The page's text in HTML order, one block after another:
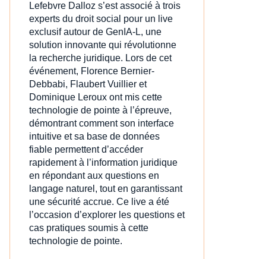
Lefebvre Dalloz s’est associé à trois
experts du droit social pour un live
exclusif autour de GenIA‑L, une
solution innovante qui révolutionne
la recherche juridique. Lors de cet
événement, Florence Bernier-
Debbabi, Flaubert Vuillier et
Dominique Leroux ont mis cette
technologie de pointe à l’épreuve,
démontrant comment son interface
intuitive et sa base de données
fiable permettent d’accéder
rapidement à l’information juridique
en répondant aux questions en
langage naturel, tout en garantissant
une sécurité accrue. Ce live a été
l’occasion d’explorer les questions et
cas pratiques soumis à cette
technologie de pointe.